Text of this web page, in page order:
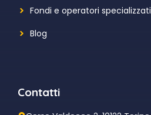
Fondi e operatori specializzati
Blog
Contatti